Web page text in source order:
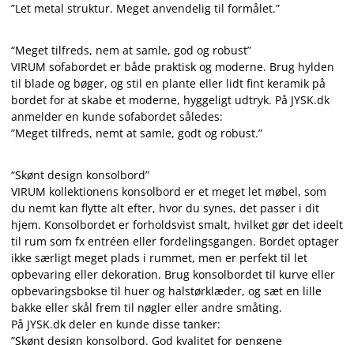
”Let metal struktur. Meget anvendelig til formålet.”
“Meget tilfreds, nem at samle, god og robust”
VIRUM sofabordet er både praktisk og moderne. Brug hylden
til blade og bøger, og stil en plante eller lidt fint keramik på
bordet for at skabe et moderne, hyggeligt udtryk. På JYSK.dk
anmelder en kunde sofabordet således:
”Meget tilfreds, nemt at samle, godt og robust.”
“Skønt design konsolbord”
VIRUM kollektionens konsolbord er et meget let møbel, som
du nemt kan flytte alt efter, hvor du synes, det passer i dit
hjem. Konsolbordet er forholdsvist smalt, hvilket gør det ideelt
til rum som fx entréen eller fordelingsgangen. Bordet optager
ikke særligt meget plads i rummet, men er perfekt til let
opbevaring eller dekoration. Brug konsolbordet til kurve eller
opbevaringsbokse til huer og halstørklæder, og sæt en lille
bakke eller skål frem til nøgler eller andre småting.
På JYSK.dk deler en kunde disse tanker:
”Skønt design konsolbord. God kvalitet for pengene